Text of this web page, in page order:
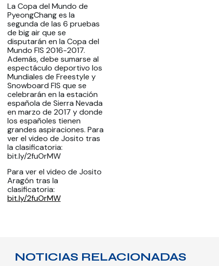
La Copa del Mundo de
PyeongChang es la
segunda de las 6 pruebas
de big air que se
disputarán en la Copa del
Mundo FIS 2016-2017.
Además, debe sumarse al
espectáculo deportivo los
Mundiales de Freestyle y
Snowboard FIS que se
celebrarán en la estación
española de Sierra Nevada
en marzo de 2017 y donde
los españoles tienen
grandes aspiraciones. Para
ver el video de Josito tras
la clasificatoria:
bit.ly/2fuOrMW
Para ver el video de Josito
Aragón tras la
clasificatoria:
bit.ly/2fuOrMW
NOTICIAS RELACIONADAS